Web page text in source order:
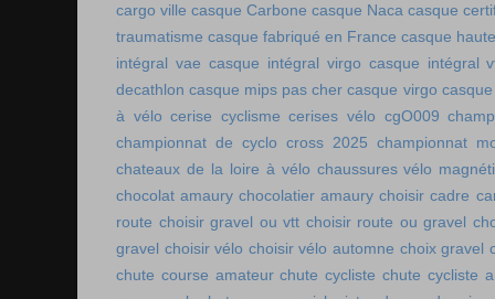
cargo ville casque Carbone casque Naca casque
traumatisme casque fabriqué en France casque
intégral vae casque intégral virgo casque intégral
decathlon casque mips pas cher casque virgo
à vélo cerise cyclisme cerises vélo cgO009
championnat de cyclo cross 2025 championnat
chateaux de la loire à vélo chaussures vélo
chocolat amaury chocolatier amaury choisir cadre
route choisir gravel ou vtt choisir route ou gravel
gravel choisir vélo choisir vélo automne choix gravel
chute course amateur chute cycliste chute cycliste